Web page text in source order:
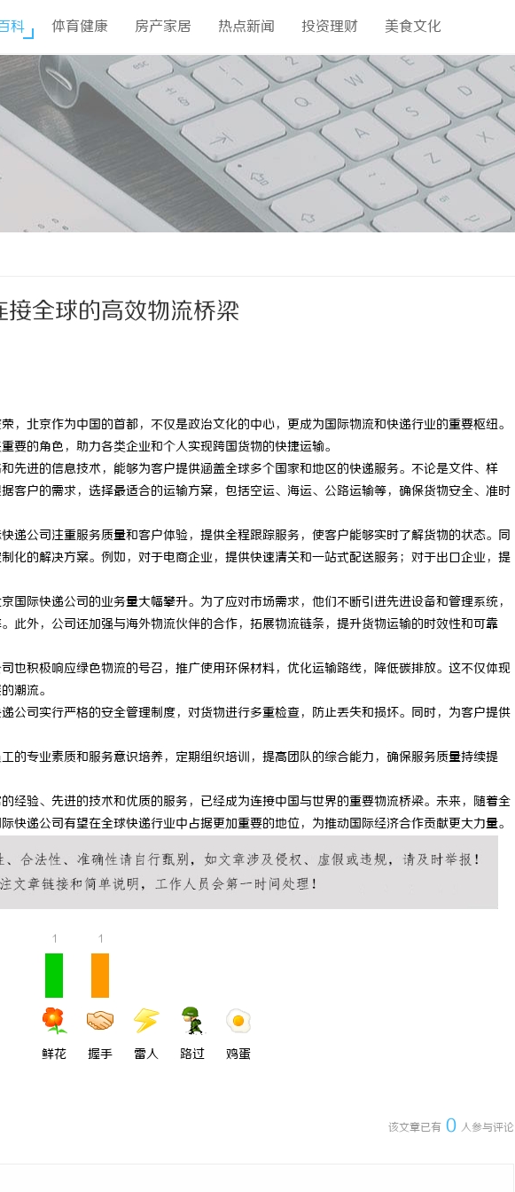
科 体育健康 房产家居 热点新闻 投资理财 美食文化
全球的高效物流桥梁
，北京作为中国的首都，不仅是政治文化的中心，更成为国际物流和快递行业的重要枢纽。
要的角色，助力各类企业和个人实现跨国货物的快捷运输。
先进的信息技术，能够为客户提供涵盖全球多个国家和地区的快递服务。不论是文件、样
客户的需求，选择最适合的运输方案，包括空运、海运、公路运输等，确保货物安全、准时
递公司注重服务质量和客户体验，提供全程跟踪服务，使客户能够实时了解货物的状态。同
化的解决方案。例如，对于电商企业，提供快速清关和一站式配送服务；对于出口企业，提
国际快递公司的业务量大幅攀升。为了应对市场需求，他们不断引进先进设备和管理系统，
此外，公司还加强与海外物流伙伴的合作，拓展物流链条，提升货物运输的时效性和可靠
也积极响应绿色物流的号召，推广使用环保材料，优化运输路线，降低碳排放。这不仅体现
潮流。
公司实行严格的安全管理制度，对货物进行多重检查，防止丢失和损坏。同时，为客户提供
的专业素质和服务意识培养，定期组织培训，提高团队的综合能力，确保服务质量持续提
经验、先进的技术和优质的服务，已经成为连接中国与世界的重要物流桥梁。未来，随着全
快递公司有望在全球快递行业中占据更加重要的地位，为推动国际经济合作贡献更大力量。
1
鲜花
1
握手 雷人 路过 鸡蛋
该文章已有 0 人参与评论
商标转让：专业转让流程代办，包转让成功再 武汉配眼镜 上海配眼镜